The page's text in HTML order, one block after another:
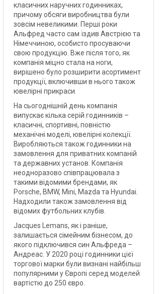
класичних наручних годинниках,
причому обсяги виробництва були
зовсім невеликими. Перші роки
Альфред часто сам їздив Австрією та
Німеччиною, особисто просуваючи
свою продукцію. Вже після того, як
компанія міцно стала на ноги,
вирішено було розширити асортимент
продукції, включивши в нього також
ювелірні прикраси.
На сьогоднішній день компанія
випускає кілька серій годинників –
класичні, спортивні, повністю
механічні моделі, ювелірні колекції.
Виробляються також годинники на
замовлення для приватних компаній
та державних установ. Компанія
неодноразово співпрацювала з
такими відомими брендами, як
Porsche, BMW, Mini, Mazda та Hyundai.
Надходили також замовлення від
відомих футбольних клубів.
Jacques Lemans, як і раніше,
залишається сімейним бізнесом, до
якого підключився син Альфреда –
Андреас. У 2020 році годинники цієї
торгової марки були визнані найбільш
популярними у Європі серед моделей
вартістю до 250 євро.